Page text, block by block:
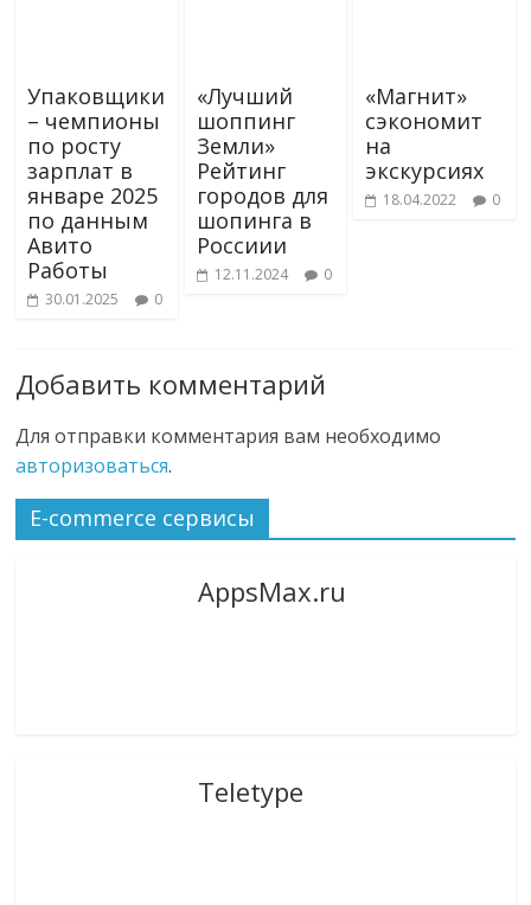
Упаковщики
– чемпионы
по росту
зарплат в
январе 2025
по данным
Авито
Работы
30.01.2025 0
«Лучший
шоппинг
Земли»
Рейтинг
городов для
шопинга в
Россиии
12.11.2024 0
«Магнит»
сэкономит
на
экскурсиях
18.04.2022 0
Добавить комментарий
Для отправки комментария вам необходимо
авторизоваться.
E-commerce сервисы
AppsMax.ru
Teletype